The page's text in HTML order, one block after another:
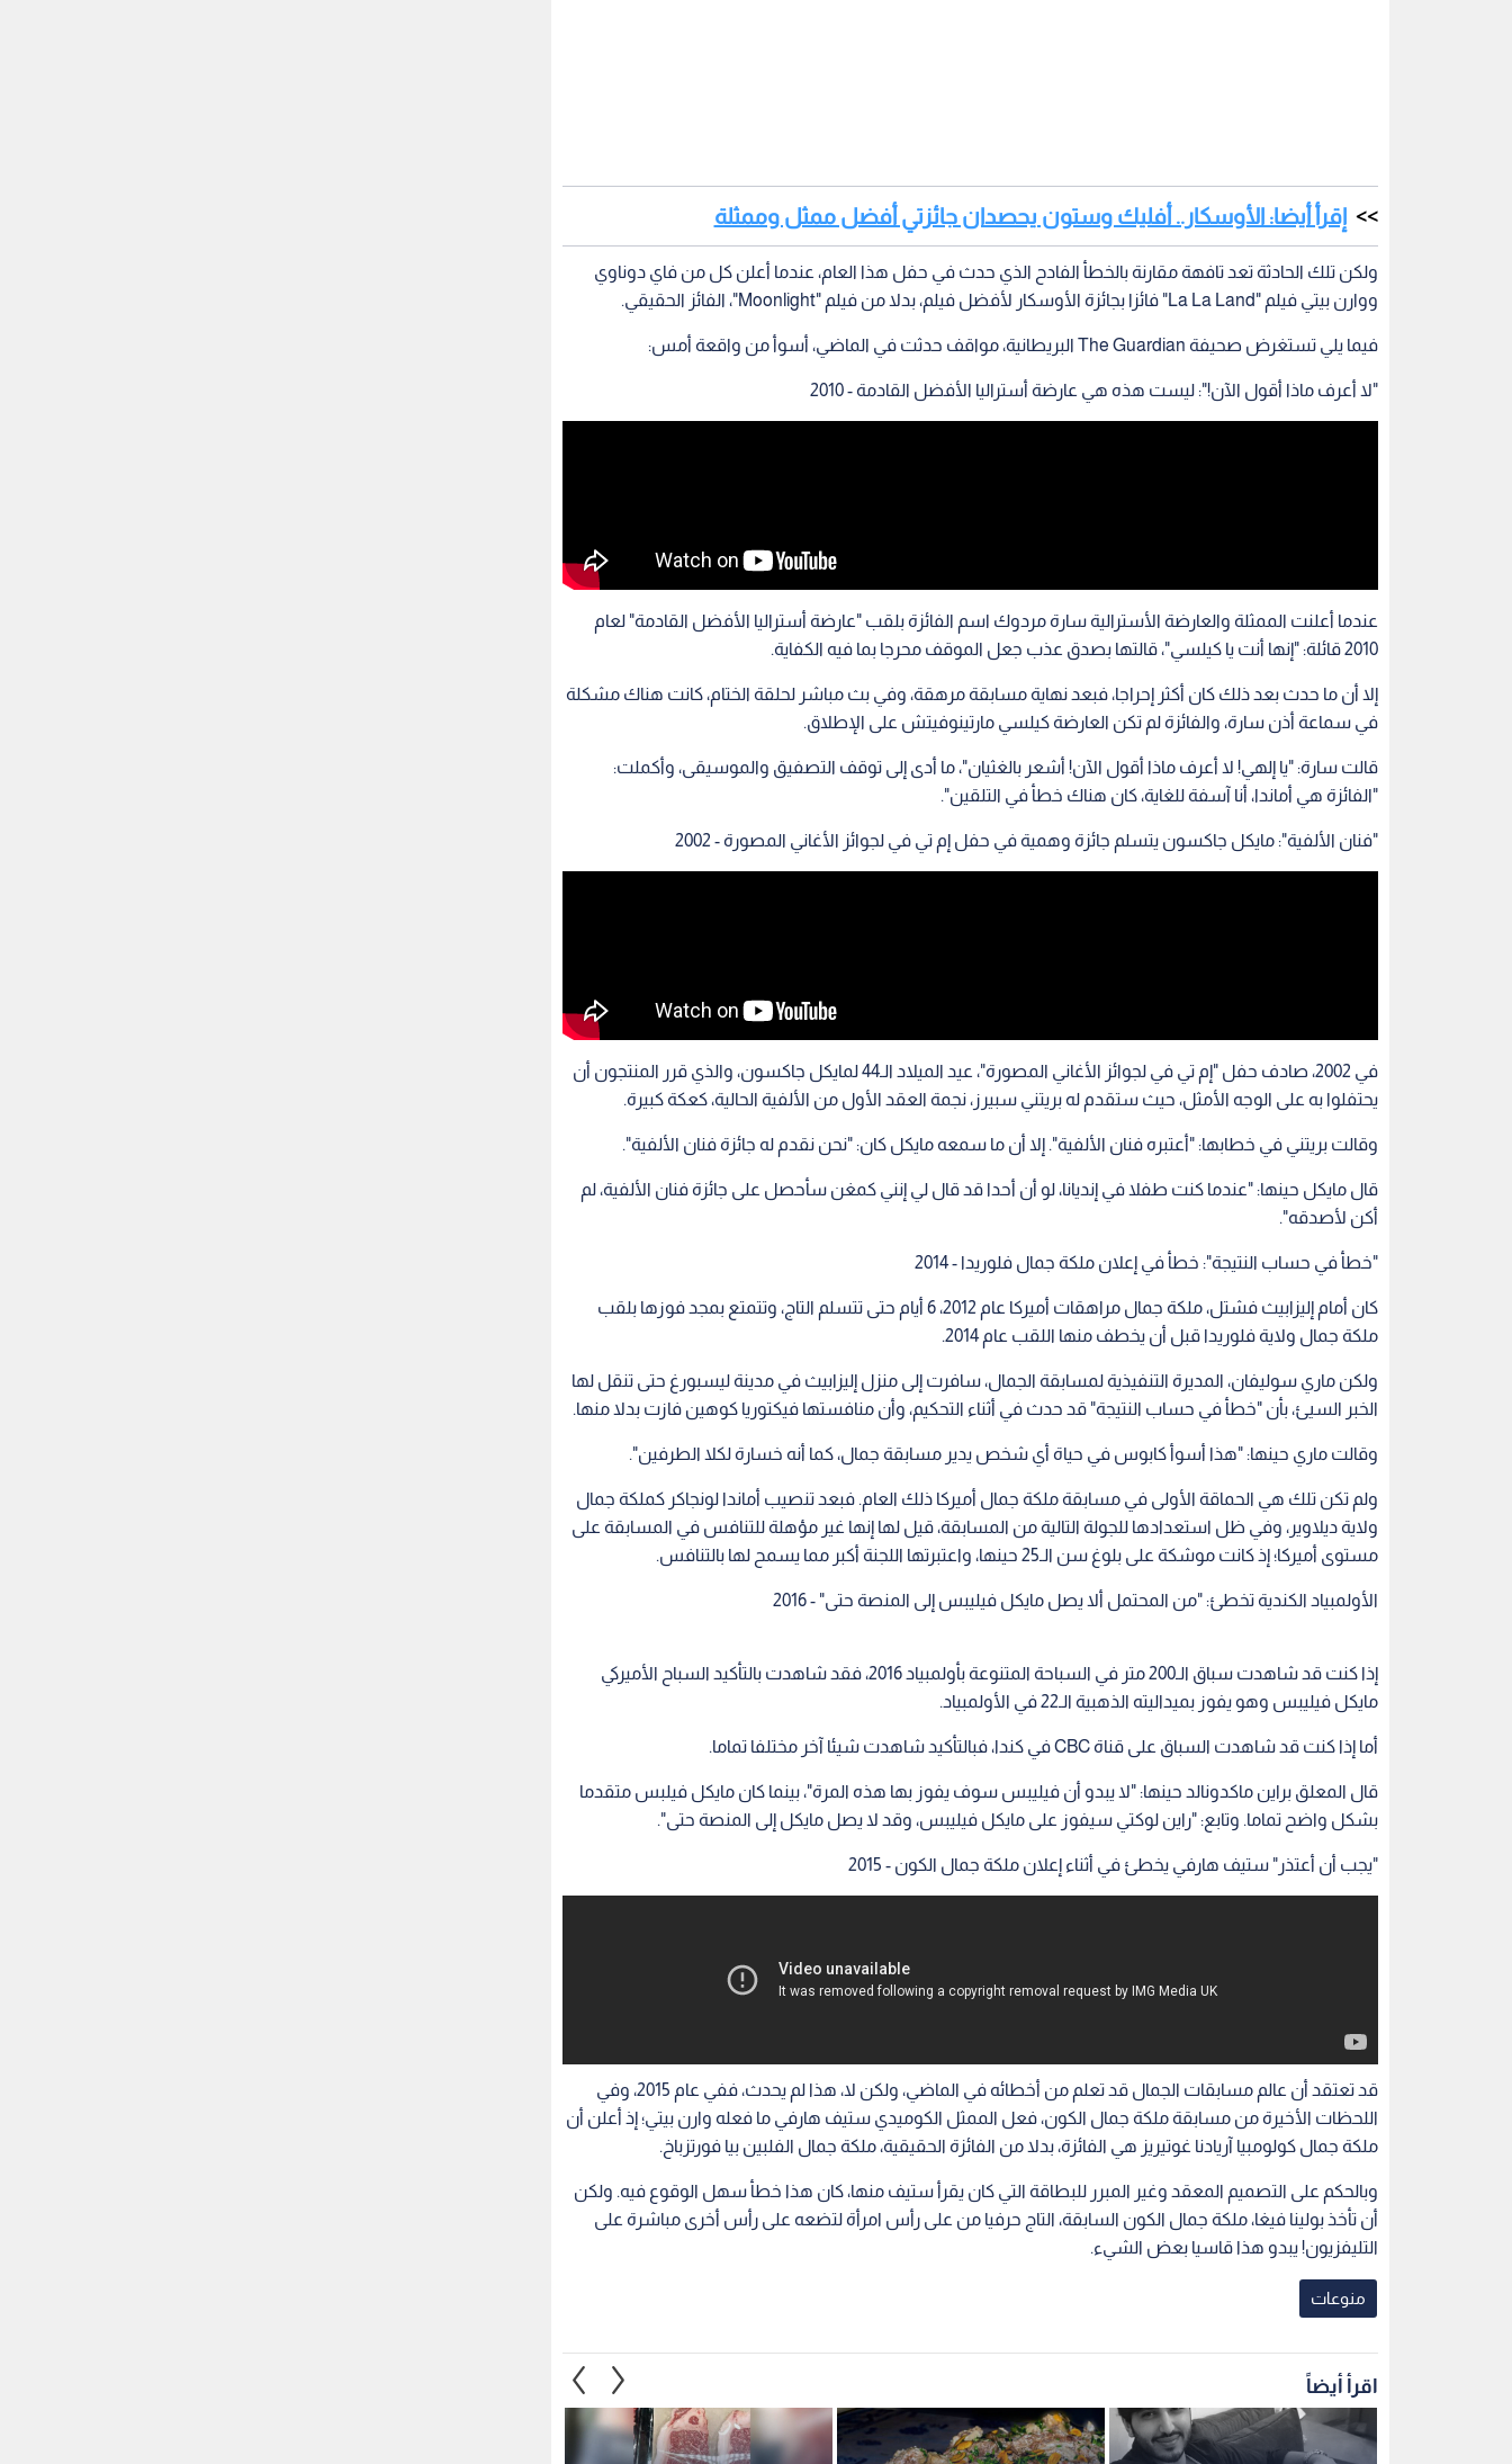
إقرأ أيضا: الأوسكار.. أفليك وستون يحصدان جائزتي أفضل ممثل وممثلة
ولكن تلك الحادثة تعد تافهة مقارنة بالخطأ الفادح الذي حدث في حفل هذا العام، عندما أعلن كل من فاي دوناوي
ووارن بيتي فيلم "La La Land" فائزا بجائزة الأوسكار لأفضل فيلم، بدلا من فيلم "Moonlight"، الفائز الحقيقي.
فيما يلي تستغرض صحيفة The Guardian البريطانية، مواقف حدثت في الماضي، أسوأ من واقعة أمس:
"لا أعرف ماذا أقول الآن!": ليست هذه هي عارضة أستراليا الأفضل القادمة - 2010
عندما أعلنت الممثلة والعارضة الأسترالية سارة مردوك اسم الفائزة بلقب "عارضة أستراليا الأفضل القادمة" لعام
2010 قائلة: "إنها أنت يا كيلسي"، قالتها بصدق عذب جعل الموقف محرجا بما فيه الكفاية.
إلا أن ما حدث بعد ذلك كان أكثر إحراجا، فبعد نهاية مسابقة مرهقة، وفي بث مباشر لحلقة الختام، كانت هناك مشكلة
في سماعة أذن سارة، والفائزة لم تكن العارضة كيلسي مارتينوفيتش على الإطلاق.
قالت سارة: "يا إلهي! لا أعرف ماذا أقول الآن! أشعر بالغثيان"، ما أدى إلى توقف التصفيق والموسيقى، وأكملت:
"الفائزة هي أماندا، أنا آسفة للغاية، كان هناك خطأ في التلقين".
"فنان الألفية": مايكل جاكسون يتسلم جائزة وهمية في حفل إم تي في لجوائز الأغاني المصورة - 2002
في 2002، صادف حفل "إم تي في لجوائز الأغاني المصورة"، عيد الميلاد الـ44 لمايكل جاكسون، والذي قرر المنتجون أن
يحتفلوا به على الوجه الأمثل، حيث ستقدم له بريتني سبيرز، نجمة العقد الأول من الألفية الحالية، كعكة كبيرة.
وقالت بريتني في خطابها: "أعتبره فنان الألفية". إلا أن ما سمعه مايكل كان: "نحن نقدم له جائزة فنان الألفية".
قال مايكل حينها: "عندما كنت طفلا في إنديانا، لو أن أحدا قد قال لي إنني كمغن سأحصل على جائزة فنان الألفية، لم
أكن لأصدقه".
"خطأ في حساب النتيجة": خطأ في إعلان ملكة جمال فلوريدا - 2014
كان أمام إليزابيث فشتل، ملكة جمال مراهقات أميركا عام 2012، 6 أيام حتى تتسلم التاج، وتتمتع بمجد فوزها بلقب
ملكة جمال ولاية فلوريدا قبل أن يخطف منها اللقب عام 2014.
ولكن ماري سوليفان، المديرة التنفيذية لمسابقة الجمال، سافرت إلى منزل إليزابيث في مدينة ليسبورغ حتى تنقل لها
الخبر السيئ، بأن "خطأ في حساب النتيجة" قد حدث في أثناء التحكيم، وأن منافستها فيكتوريا كوهين فازت بدلا منها.
وقالت ماري حينها: "هذا أسوأ كابوس في حياة أي شخص يدير مسابقة جمال، كما أنه خسارة لكلا الطرفين".
ولم تكن تلك هي الحماقة الأولى في مسابقة ملكة جمال أميركا ذلك العام. فبعد تنصيب أماندا لونجاكر كملكة جمال
ولاية ديلاوير، وفي ظل استعدادها للجولة التالية من المسابقة، قيل لها إنها غير مؤهلة للتنافس في المسابقة على
مستوى أميركا؛ إذ كانت موشكة على بلوغ سن الـ25 حينها، واعتبرتها اللجنة أكبر مما يسمح لها بالتنافس.
الأولمبياد الكندية تخطئ: "من المحتمل ألا يصل مايكل فيليبس إلى المنصة حتى" - 2016
إذا كنت قد شاهدت سباق الـ200 متر في السباحة المتنوعة بأولمبياد 2016، فقد شاهدت بالتأكيد السباح الأميركي
مايكل فيليبس وهو يفوز بميداليته الذهبية الـ22 في الأولمبياد.
أما إذا كنت قد شاهدت السباق على قناة CBC في كندا، فبالتأكيد شاهدت شيئا آخر مختلفا تماما.
قال المعلق براين ماكدونالد حينها: "لا يبدو أن فيليبس سوف يفوز بها هذه المرة"، بينما كان مايكل فيلبس متقدما
بشكل واضح تماما. وتابع: "راين لوكتي سيفوز على مايكل فيليبس، وقد لا يصل مايكل إلى المنصة حتى".
"يجب أن أعتذر" ستيف هارفي يخطئ في أثناء إعلان ملكة جمال الكون - 2015
قد تعتقد أن عالم مسابقات الجمال قد تعلم من أخطائه في الماضي، ولكن لا، هذا لم يحدث، ففي عام 2015، وفي
اللحظات الأخيرة من مسابقة ملكة جمال الكون، فعل الممثل الكوميدي ستيف هارفي ما فعله وارن بيتي؛ إذ أعلن أن
ملكة جمال كولومبيا آريادنا غوتيريز هي الفائزة، بدلا من الفائزة الحقيقية، ملكة جمال الفلبين بيا فورتزباخ.
وبالحكم على التصميم المعقد وغير المبرر للبطاقة التي كان يقرأ ستيف منها، كان هذا خطأ سهل الوقوع فيه. ولكن
أن تأخذ بولينا فيغا، ملكة جمال الكون السابقة، التاج حرفيا من على رأس امرأة لتضعه على رأس أخرى مباشرة على
التليفزيون! يبدو هذا قاسيا بعض الشيء.
منوعات
اقرأ أيضاً